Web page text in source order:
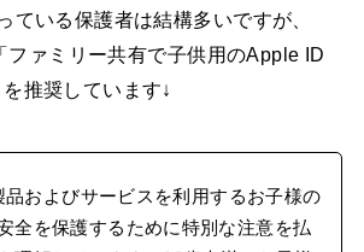
ている保護者は結構多いですが、
ファミリー共有で子供用のApple ID
推奨しています↓
品およびサービスを利用するお子様の
全を保護するために特別な注意を払